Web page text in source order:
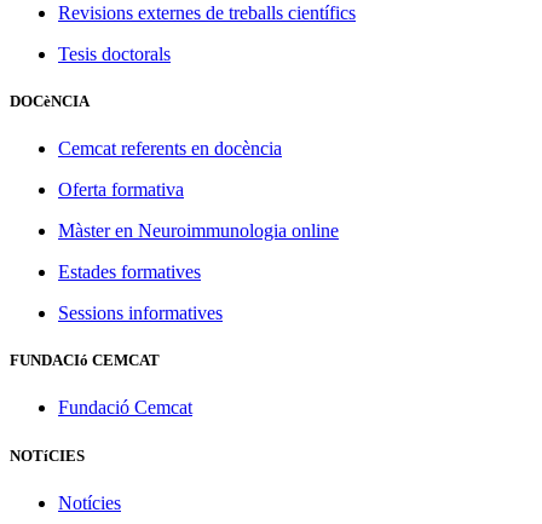
Revisions externes de treballs científics
Tesis doctorals
DOCèNCIA
Cemcat referents en docència
Oferta formativa
Màster en Neuroimmunologia online
Estades formatives
Sessions informatives
FUNDACIó CEMCAT
Fundació Cemcat
NOTíCIES
Notícies